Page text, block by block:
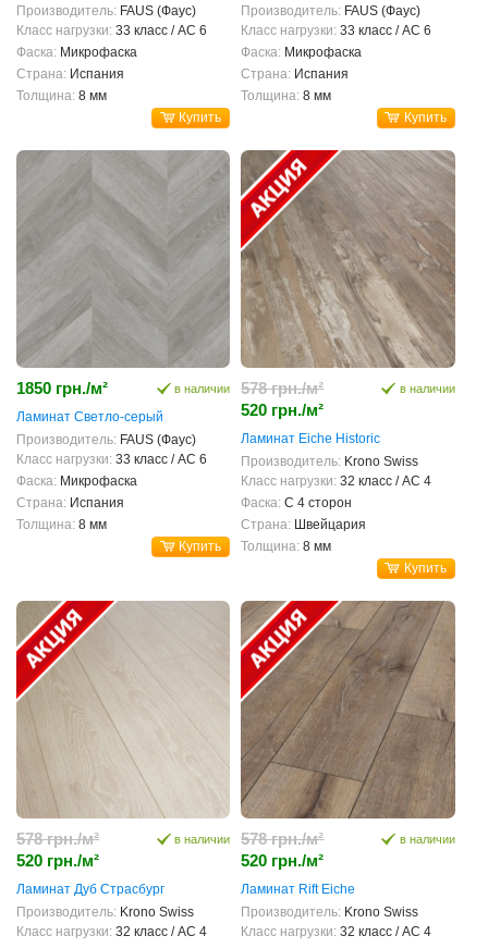
Производитель: FAUS (Фаус)
Класс нагрузки: 33 класс / AC 6
Фаска: Микрофаска
Страна: Испания
Толщина: 8 мм
Купить
Производитель: FAUS (Фаус)
Класс нагрузки: 33 класс / AC 6
Фаска: Микрофаска
Страна: Испания
Толщина: 8 мм
Купить
1850 грн./м² в наличии
Ламинат Светло-серый
Производитель: FAUS (Фаус)
Класс нагрузки: 33 класс / AC 6
Фаска: Микрофаска
Страна: Испания
Толщина: 8 мм
Купить
578 грн./м²
520 грн./м²
в наличии
Ламинат Eiche Historic
Производитель: Krono Swiss
Класс нагрузки: 32 класс / AC 4
Фаска: С 4 сторон
Страна: Швейцария
Толщина: 8 мм
Купить
578 грн./м²
520 грн./м²
в наличии
Ламинат Дуб Страсбург
Производитель: Krono Swiss
Класс нагрузки: 32 класс / AC 4
578 грн./м²
520 грн./м²
в наличии
Ламинат Rift Eiche
Производитель: Krono Swiss
Класс нагрузки: 32 класс / AC 4